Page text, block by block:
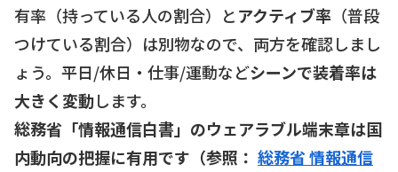
有率（持っている人の割合）とアクティブ率 （普段
つけている割合）は別物なので、両方を確認しまし
ょう。平日/休日・仕事/運動などシーンで装着率は
大きく変動します。
総務省「情報通信白書」のウェアラブル端末章は国
内動向の把握に有用です（参照： 総務省 情報通信